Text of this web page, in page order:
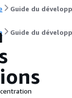
Guide du